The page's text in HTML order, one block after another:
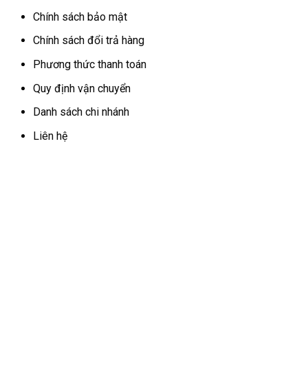
Chính sách bảo mật
Chính sách đổi trả hàng
Phương thức thanh toán
Quy định vận chuyển
Danh sách chi nhánh
Liên hệ